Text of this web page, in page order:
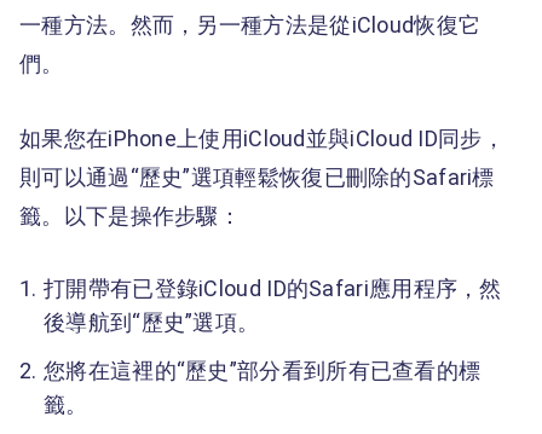
一種方法。然而，另一種方法是從iCloud恢復它
們。
如果您在iPhone上使用iCloud並與iCloud ID同步，
則可以通過“歷史”選項輕鬆恢復已刪除的Safari標
籤。以下是操作步驟：
打開帶有已登錄iCloud ID的Safari應用程序，然
後導航到“歷史”選項。
您將在這裡的“歷史”部分看到所有已查看的標
籤。